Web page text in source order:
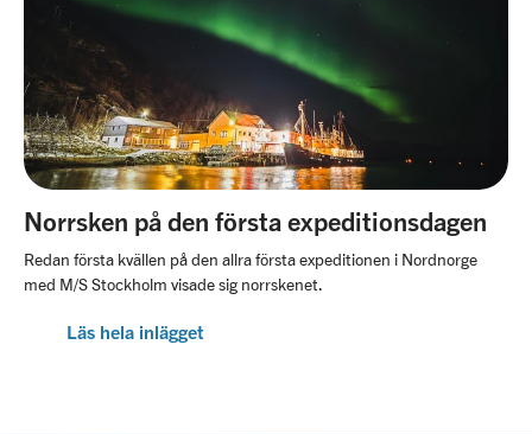
Norrsken på den första expeditionsdagen
Redan första kvällen på den allra första expeditionen i Nordnorge
med M/S Stockholm visade sig norrskenet.
Läs hela inlägget